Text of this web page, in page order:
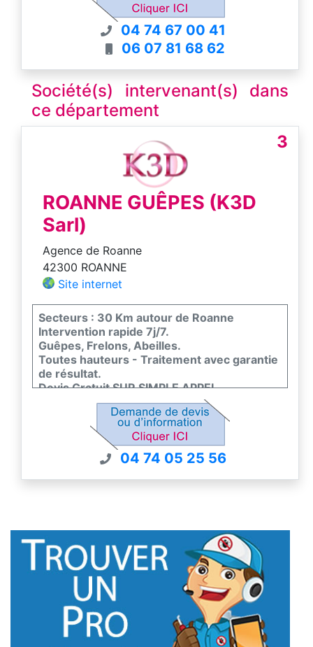
04 74 67 00 41
06 07 81 68 62
Société(s) intervenant(s) dans
ce département
3
ROANNE GUÊPES (K3D
Sarl)
Agence de Roanne
42300 ROANNE
Site internet
Secteurs : 30 Km autour de Roanne
Intervention rapide 7j/7.
Guêpes, Frelons, Abeilles.
Toutes hauteurs - Traitement avec garantie
de résultat.
Devis Gratuit SUR SIMPLE APPEL
TELEPHONIQUE
04 74 05 25 56